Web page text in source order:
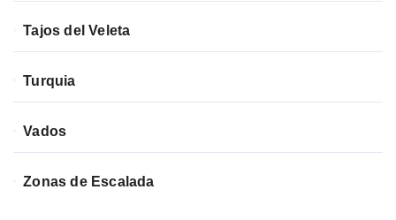
Tajos del Veleta
Turquia
Vados
Zonas de Escalada